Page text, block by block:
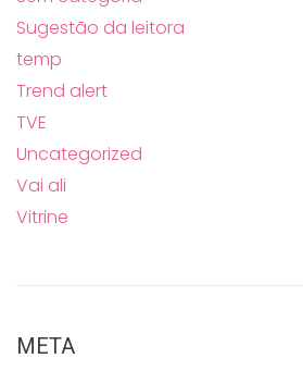
Sugestão da leitora
temp
Trend alert
TVE
Uncategorized
Vai ali
Vitrine
META